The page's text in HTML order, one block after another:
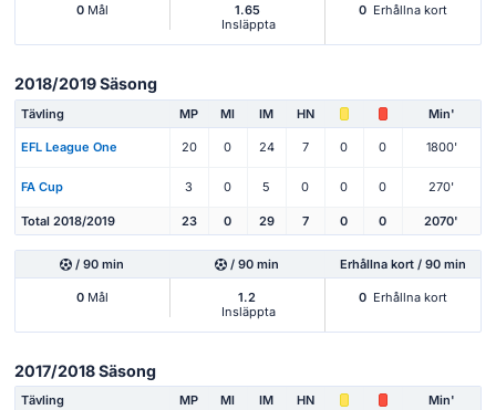
0Mål
1.65
Insläppta
0 Erhållna kort
2018/2019 Säsong
Tävling MP Ml IM HN Min'
EFL League One 20 0 24 7 0 0 1800'
FA Cup 3 0 5 0 0 0 270'
Total 2018/2019 23 0 29 7 0 0 2070'
/ 90 min / 90 min Erhållna kort / 90 min
0Mål
1.2
Insläppta
0 Erhållna kort
2017/2018 Säsong
Tävling MP Ml IM HN Min'